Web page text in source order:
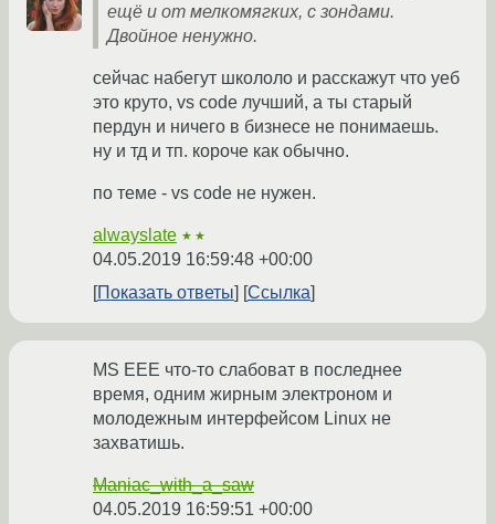
ещё и от мелкомягких, с зондами.
Двойное ненужно.
сейчас набегут школоло и расскажут что уеб
это круто, vs code лучший, а ты старый
пердун и ничего в бизнесе не понимаешь.
ну и тд и тп. короче как обычно.
по теме - vs code не нужен.
alwayslate ★★
04.05.2019 16:59:48 +00:00
Показать ответы
Ссылка
MS EEE что-то слабоват в последнее
время, одним жирным электроном и
молодежным интерфейсом Linux не
захватишь.
Maniac_with_a_saw
04.05.2019 16:59:51 +00:00